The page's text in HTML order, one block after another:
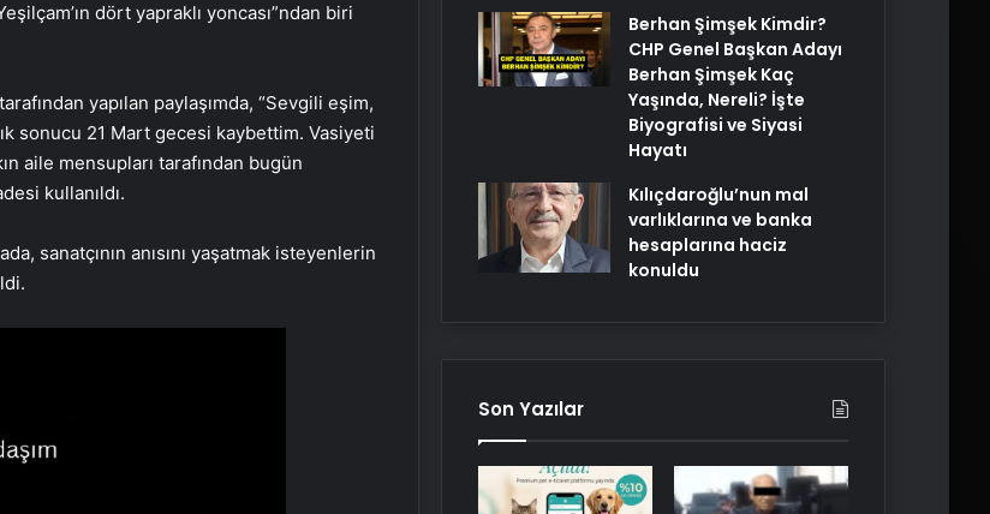
dört yapraklı yoncası”ndan biri
yapılan paylaşımda, “Sevgili eşim,
sonucu 21 Mart gecesi kaybettim. Vasiyeti
aile mensupları tarafından bugün
kullanıldı.
sanatçının anısını yaşatmak isteyenlerin
Berhan Şimşek Kimdir?
CHP Genel Başkan Adayı
Berhan Şimşek Kaç
Yaşında, Nereli? İşte
Biyografisi ve Siyasi
Hayatı
Kılıçdaroğlu’nun mal
varlıklarına ve banka
hesaplarına haciz
konuldu
Son Yazılar